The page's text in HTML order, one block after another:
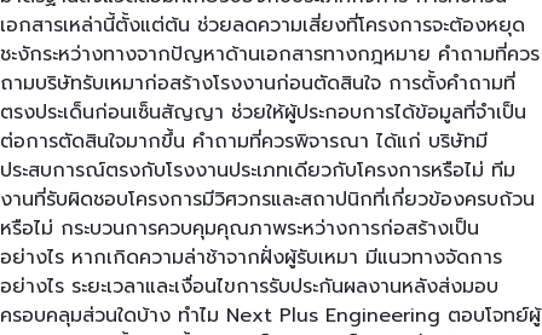
เอกสารเหล่านี้ตั้งแต่ต้น ช่วยลดความเสี่ยงที่โครงการจะต้องหยุด
ชะงักระหว่างทางจากปัญหาด้านเอกสารทางกฎหมาย คำถามที่ควร
ถามบริษัทรับเหมาก่อสร้างโรงงานก่อนตัดสินใจ การตั้งคำถามที่
ตรงประเด็นก่อนเซ็นสัญญา ช่วยให้ผู้ประกอบการได้ข้อมูลที่จำเป็น
ต่อการตัดสินใจมากขึ้น คำถามที่ควรพิจารณา ได้แก่ บริษัทมี
ประสบการณ์ตรงกับโรงงานประเภทเดียวกับโครงการหรือไม่ ทีม
งานที่รับผิดชอบโครงการมีวิศวกรและสถาปนิกที่เกี่ยวข้องครบถ้วน
หรือไม่ กระบวนการควบคุมคุณภาพระหว่างการก่อสร้างเป็น
อย่างไร หากเกิดความล่าช้าจากฝั่งผู้รับเหมา มีแนวทางจัดการ
อย่างไร ระยะเวลาและเงื่อนไขการรับประกันผลงานหลังส่งมอบ
ครอบคลุมส่วนใดบ้าง ทำไม Next Plus Engineering ตอบโจทย์ผู้